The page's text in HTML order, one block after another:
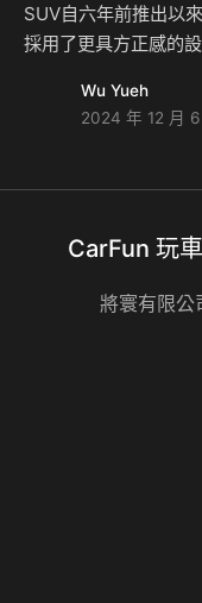
SUV自六年前推出以
採用了更具方正感的
公布這輛車的動力規
節，為現代品牌增添
華氛圍，整體造型方
LED燈組構成了獨特
Wu Yueh
2024 年 12 月 6
CarFun 玩
將寰有限公